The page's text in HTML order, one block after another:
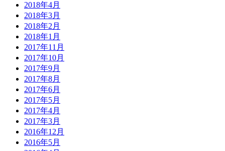
2018年4月
2018年3月
2018年2月
2018年1月
2017年11月
2017年10月
2017年9月
2017年8月
2017年6月
2017年5月
2017年4月
2017年3月
2016年12月
2016年5月